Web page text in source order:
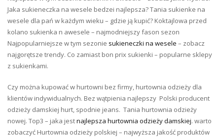
Jaka sukieneczka na wesele bedzei najlepsza? Tania sukienke na
wesele dla pań w każdym wieku – gdzie ją kupić? Koktajlowa przed
kolano sukienka n awesele – najmodniejszy fason sezon
Najpopularniejsze w tym sezonie sukieneczki na wesele – zobacz
najgorętsze trendy. Co zamiast bon prix sukienki – popularne sklepy
z sukienkami.
Czy można kupować w hurtowni bez firmy, hurtownia odzieży dla
klientów indywidualnych. Bez wątpienia najlepszy Polski producent
odzieży damskiej hurt, spodnie jeans. Tania hurtownia odzieży
nowej. Top3 – jaka jestnajlepsza hurtownia odzieży damskiej. warto
zobaczyć Hurtownia odzieży polskiej – najwyższa jakość produktów